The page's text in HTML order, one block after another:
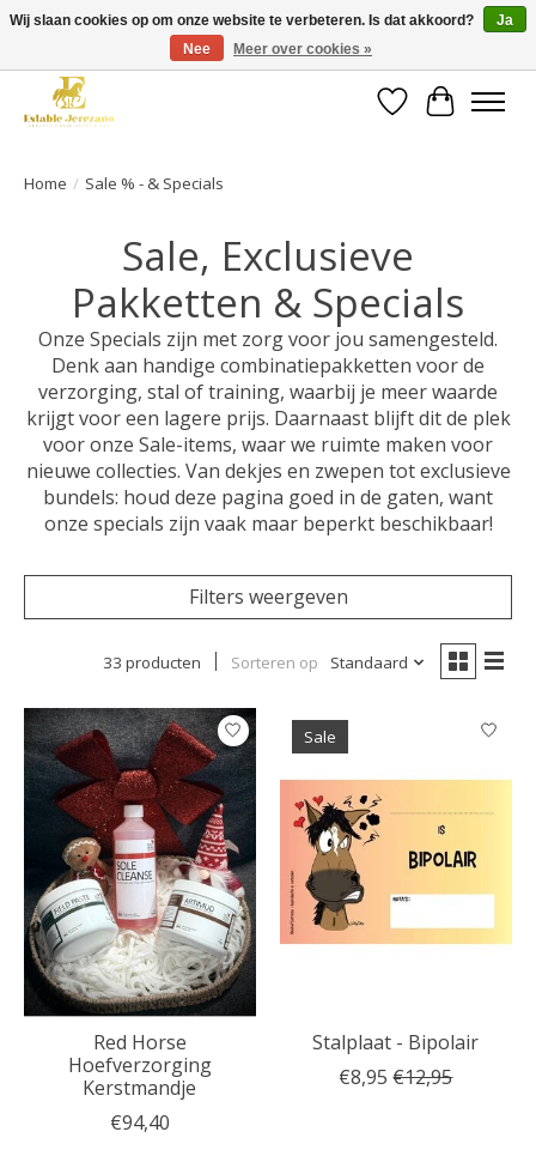
Gratis verzending vanaf €49 op een groot deel van ons assortiment
Verlanglijst
Home / Sale % - & Specials
Sale, Exclusieve
Pakketten & Specials
Onze Specials zijn met zorg voor jou samengesteld.
Denk aan handige combinatiepakketten voor de
verzorging, stal of training, waarbij je meer waarde
krijgt voor een lagere prijs. Daarnaast blijft dit de plek
voor onze Sale-items, waar we ruimte maken voor
nieuwe collecties. Van dekjes en zwepen tot exclusieve
bundels: houd deze pagina goed in de gaten, want
onze specials zijn vaak maar beperkt beschikbaar!
Filters weergeven
33 producten Sorteren op Standaard
Red Horse
Hoefverzorging
Kerstmandje
€94,40
Sale
Stalplaat - Bipolair
€8,95 €12,95
Wij slaan cookies op om onze website te verbeteren. Is dat akkoord?
Ja
Nee
Meer over cookies »